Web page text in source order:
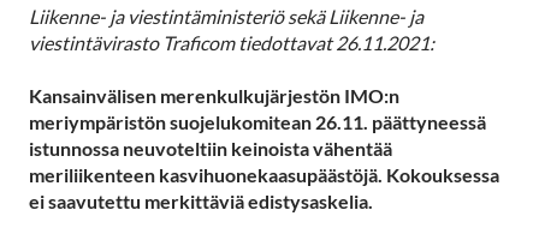
Liikenne- ja viestintäministeriö sekä Liikenne- ja
viestintävirasto Traficom tiedottavat 26.11.2021:
Kansainvälisen merenkulkujärjestön IMO:n
meriympäristön suojelukomitean 26.11. päättyneessä
istunnossa neuvoteltiin keinoista vähentää
meriliikenteen kasvihuonekaasupäästöjä. Kokouksessa
ei saavutettu merkittäviä edistysaskelia.